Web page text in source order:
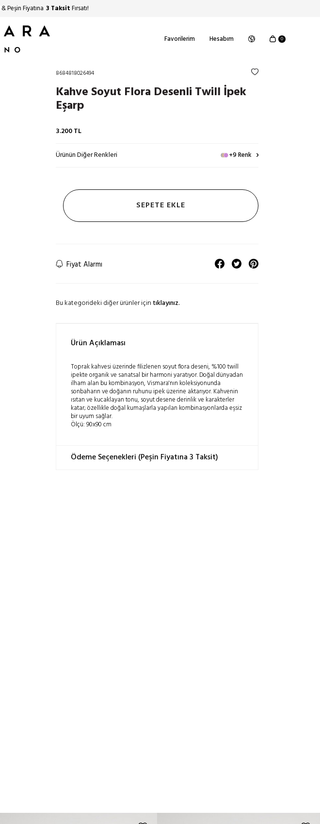
& Peşin Fiyatına 3 TaksitFırsatı!
Favorilerim Hesabım 0
8684818026494
Kahve Soyut Flora Desenli Twill İpek
Eşarp
3.200TL
Ürünün Diğer Renkleri +9 Renk
SEPETE EKLE
Fiyat Alarmı
Bu kategorideki diğer ürünler için tıklayınız.
Ürün Açıklaması
Toprak kahvesi üzerinde filizlenen soyut flora deseni, %100 twill
ipekte organik ve sanatsal bir harmoni yaratıyor. Doğal dünyadan
ilham alan bu kombinasyon, Vismara'nın koleksiyonunda
sonbaharın ve doğanın ruhunu ipek üzerine aktarıyor. Kahvenin
ısıtan ve kucaklayan tonu, soyut desene derinlik ve karakterler
katar; özellikle doğal kumaşlarla yapılan kombinasyonlarda eşsiz
bir uyum sağlar.
Ölçü: 90x90 cm
Yıkama Talimatı:
Doğanın insanoğluna mucizevi bir armağanı olan ipek
Ödeme Seçenekleri (Peşin Fiyatına 3 Taksit)